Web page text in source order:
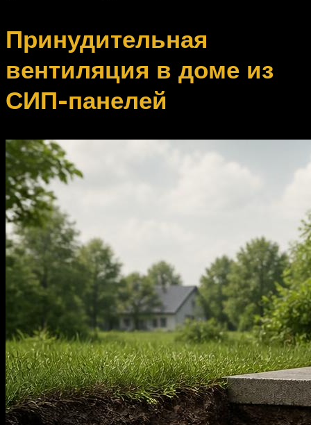
Принудительная
вентиляция в доме из
СИП-панелей